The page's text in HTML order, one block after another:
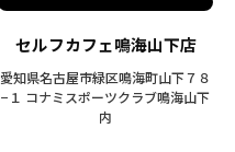
セルフカフェ鳴海山下店
愛知県名古屋市緑区鳴海町山下７８
−１ コナミスポーツクラブ鳴海山下
内